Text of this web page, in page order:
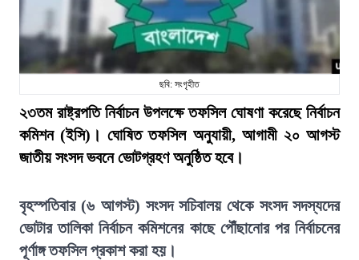
ছবি: সংগৃহীত
২৩তম রাষ্ট্রপতি নির্বাচন উপলক্ষে তফসিল ঘোষণা করেছে নির্বাচন
কমিশন (ইসি)। ঘোষিত তফসিল অনুযায়ী, আগামী ২০ আগস্ট
জাতীয় সংসদ ভবনে ভোটগ্রহণ অনুষ্ঠিত হবে।
বৃহস্পতিবার (৬ আগস্ট) সংসদ সচিবালয় থেকে সংসদ সদস্যদের
ভোটার তালিকা নির্বাচন কমিশনের কাছে পৌঁছানোর পর নির্বাচনের
পূর্ণাঙ্গ তফসিল প্রকাশ করা হয়।